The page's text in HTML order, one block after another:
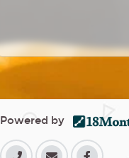
Powered by